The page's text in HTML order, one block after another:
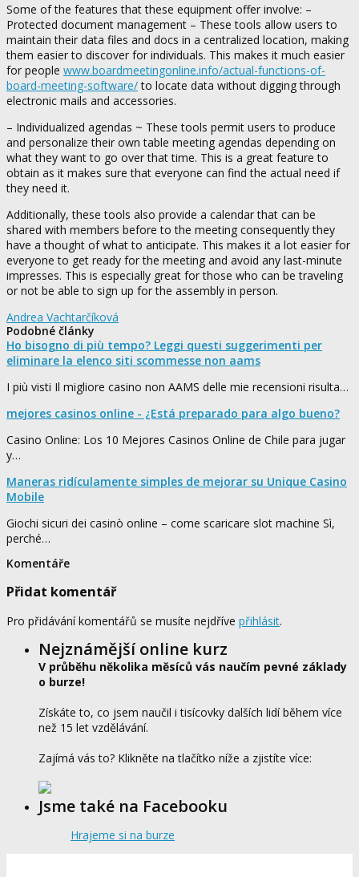
Some of the features that these equipment offer involve: –
Protected document management – These tools allow users to
maintain their data files and docs in a centralized location, making
them easier to discover for individuals. This makes it much easier
for people www.boardmeetingonline.info/actual-functions-of-
board-meeting-software/to locate data without digging through
electronic mails and accessories.
– Individualized agendas ~ These tools permit users to produce
and personalize their own table meeting agendas depending on
what they want to go over that time. This is a great feature to
obtain as it makes sure that everyone can find the actual need if
they need it.
Additionally, these tools also provide a calendar that can be
shared with members before to the meeting consequently they
have a thought of what to anticipate. This makes it a lot easier for
everyone to get ready for the meeting and avoid any last-minute
impresses. This is especially great for those who can be traveling
or not be able to sign up for the assembly in person.
Andrea Vachtarčíková
Podobné články
Ho bisogno di più tempo? Leggi questi suggerimenti per
eliminare la elenco siti scommesse non aams
I più visti Il migliore casino non AAMS delle mie recensioni risulta…
mejores casinos online - ¿Está preparado para algo bueno?
Casino Online: Los 10 Mejores Casinos Online de Chile para jugar
y…
Maneras ridículamente simples de mejorar su Unique Casino
Mobile
Giochi sicuri dei casinò online – come scaricare slot machine Sì,
perché…
Komentáře
Přidat komentář
Pro přidávání komentářů se musíte nejdříve přihlásit.
Nejznámější online kurz
V průběhu několika měsíců vás naučím pevné základy
o burze!
Získáte to, co jsem naučil i tisícovky dalších lidí během více
než 15 let vzdělávání.
Zajímá vás to? Klikněte na tlačítko níže a zjistíte více:
Jsme také na Facebooku
Hrajeme si na burze